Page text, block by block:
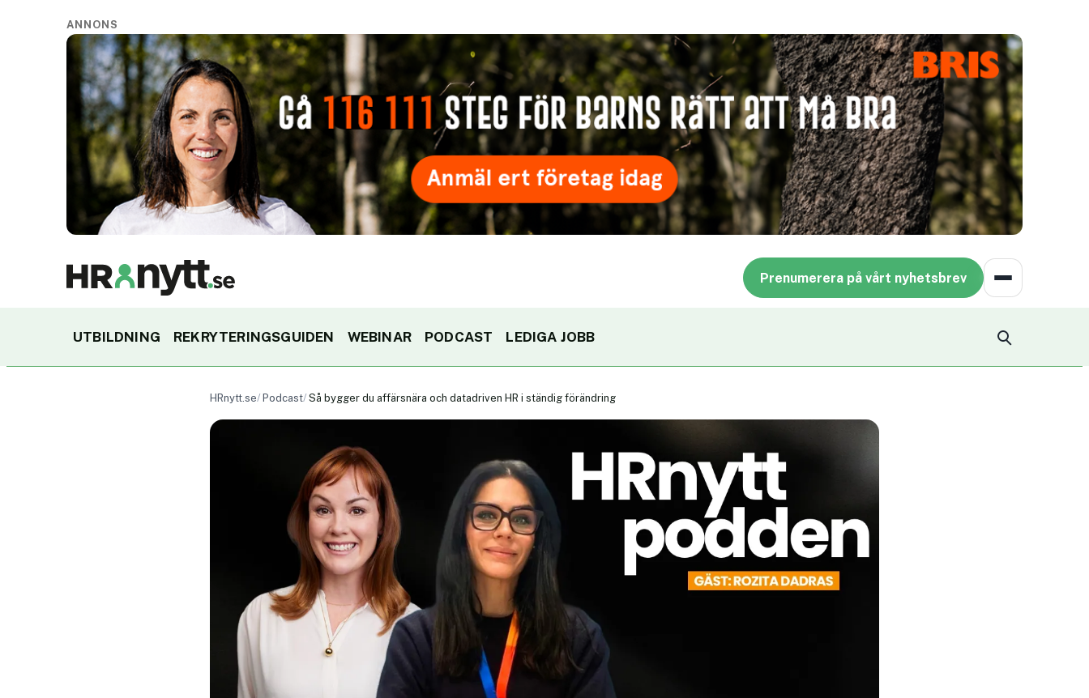
ANNONS
Prenumerera på vårt nyhetsbrev
UTBILDNING REKRYTERINGSGUIDEN WEBINAR PODCAST LEDIGA JOBB
HRnytt.se Podcast Så bygger du affärsnära och datadriven HR i ständig förändring